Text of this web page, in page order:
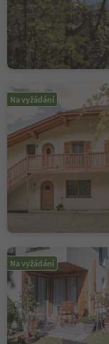
Na vyžádání
Na vyžádání